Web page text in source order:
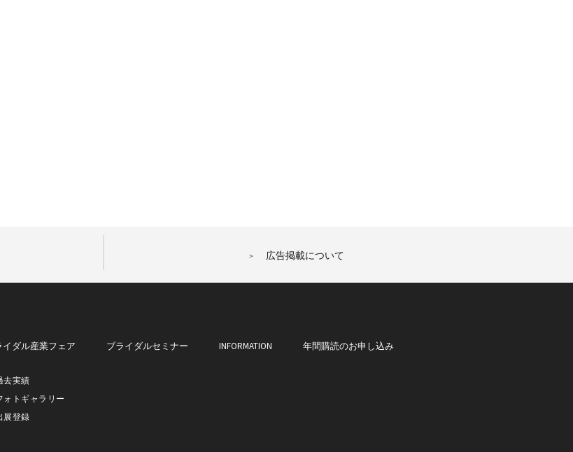
広告掲載について
イダル産業フェア
去実績
ォトギャラリー
展登録
ブライダルセミナー INFORMATION 年間購読のお申し込み